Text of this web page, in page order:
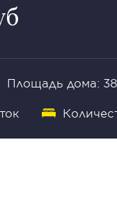
Площадь дома: